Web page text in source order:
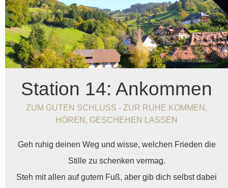
Station 14: Ankommen
ZUM GUTEN SCHLUSS - ZUR RUHE KOMMEN,
HÖREN, GESCHEHEN LASSEN
Geh ruhig deinen Weg und wisse, welchen Frieden die
Stille zu schenken vermag.
Steh mit allen auf gutem Fuß, aber gib dich selbst dabei